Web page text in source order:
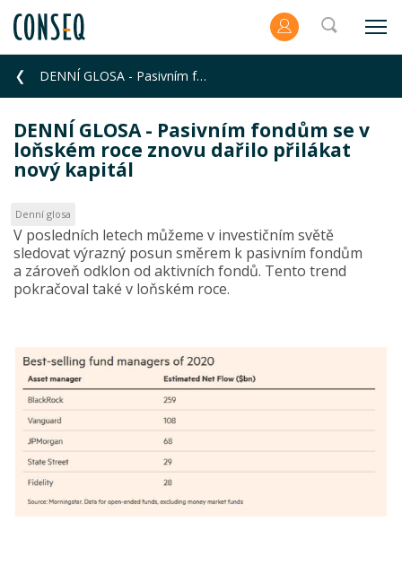
DENNÍ GLOSA - Pasivním fondům se v loňském roce znovu dařilo přilákat nový kapitál
DENNÍ GLOSA - Pasivním fondům se v
loňském roce znovu dařilo přilákat
nový kapitál
Denní glosa
V posledních letech můžeme v investičním světě
sledovat výrazný posun směrem k pasivním fondům
a zároveň odklon od aktivních fondů. Tento trend
pokračoval také v loňském roce.